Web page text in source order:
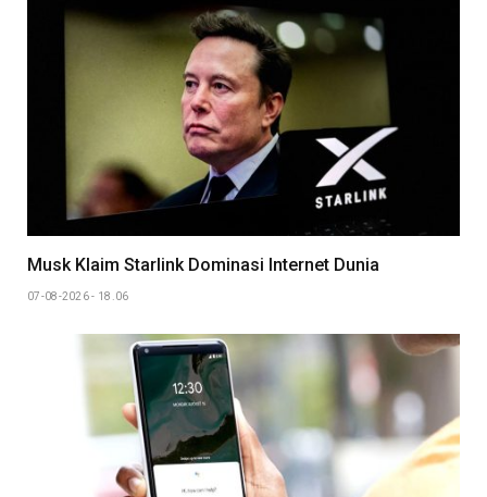
Musk Klaim Starlink Dominasi Internet Dunia
07-08-2026 - 18.06